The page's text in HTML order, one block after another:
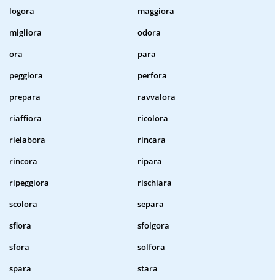
logora
maggiora
migliora
odora
ora
para
peggiora
perfora
prepara
ravvalora
riaffiora
ricolora
rielabora
rincara
rincora
ripara
ripeggiora
rischiara
scolora
separa
sfiora
sfolgora
sfora
solfora
spara
stara